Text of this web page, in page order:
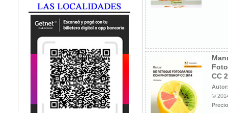
Psicología
Química
Recursos Humanos
Redes / LAN / WiFi
Sociología
CC
©